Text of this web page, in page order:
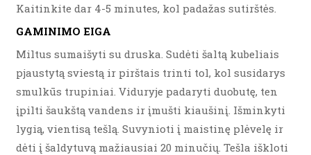
Kaitinkite dar 4-5 minutes, kol padažas sutirštės.
GAMINIMO EIGA
Miltus sumaišyti su druska. Sudėti šaltą kubeliais
pjaustytą sviestą ir pirštais trinti tol, kol susidarys
smulkūs trupiniai. Viduryje padaryti duobutę, ten
įpilti šaukštą vandens ir įmušti kiaušinį. Išminkyti
lygią, vientisą tešlą. Suvynioti į maistinę plėvelę ir
dėti į šaldytuvą mažiausiai 20 minučių. Tešla iškloti